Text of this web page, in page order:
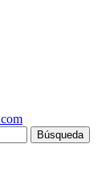
Búsqueda